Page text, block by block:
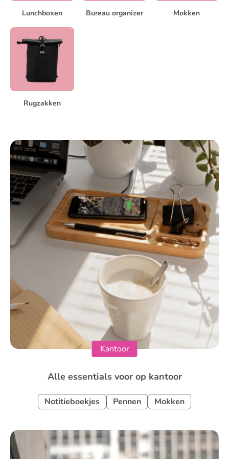
Lunchboxen Bureau organizer Mokken
Rugzakken
Kantoor
Alle essentials voor op kantoor
Notitieboekjes Pennen Mokken